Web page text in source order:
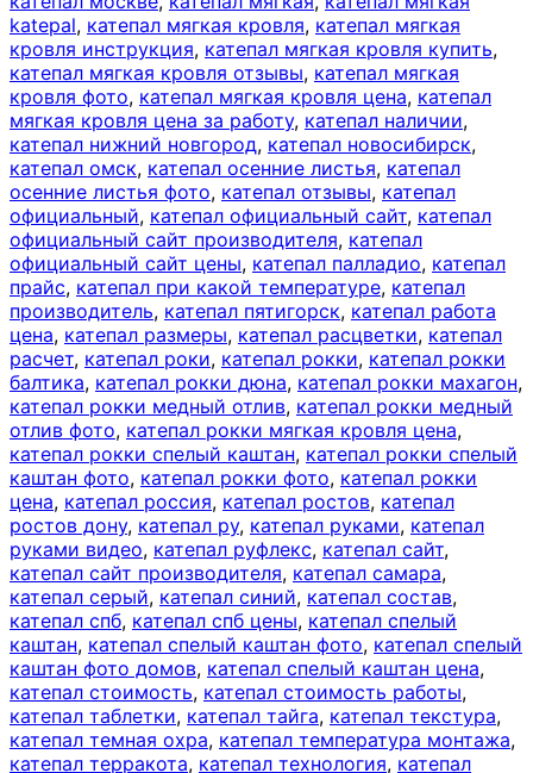
katepal, катепал мягкая кровля, катепал мягкая
кровля инструкция, катепал мягкая кровля купить,
катепал мягкая кровля отзывы, катепал мягкая
кровля фото, катепал мягкая кровля цена, катепал
мягкая кровля цена за работу, катепал наличии,
катепал нижний новгород, катепал новосибирск,
катепал омск, катепал осенние листья, катепал
осенние листья фото, катепал отзывы, катепал
официальный, катепал официальный сайт, катепал
официальный сайт производителя, катепал
официальный сайт цены, катепал палладио, катепал
прайс, катепал при какой температуре, катепал
производитель, катепал пятигорск, катепал работа
цена, катепал размеры, катепал расцветки, катепал
расчет, катепал роки, катепал рокки, катепал рокки
балтика, катепал рокки дюна, катепал рокки махагон,
катепал рокки медный отлив, катепал рокки медный
отлив фото, катепал рокки мягкая кровля цена,
катепал рокки спелый каштан, катепал рокки спелый
каштан фото, катепал рокки фото, катепал рокки
цена, катепал россия, катепал ростов, катепал
ростов дону, катепал ру, катепал руками, катепал
руками видео, катепал руфлекс, катепал сайт,
катепал сайт производителя, катепал самара,
катепал серый, катепал синий, катепал состав,
катепал спб, катепал спб цены, катепал спелый
каштан, катепал спелый каштан фото, катепал спелый
каштан фото домов, катепал спелый каштан цена,
катепал стоимость, катепал стоимость работы,
катепал таблетки, катепал тайга, катепал текстура,
катепал темная охра, катепал температура монтажа,
катепал терракота, катепал технология, катепал